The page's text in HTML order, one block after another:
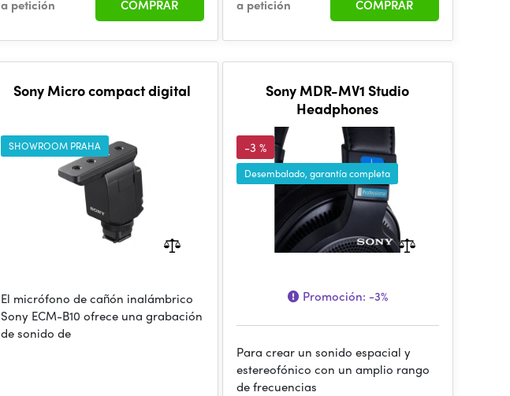
a petición COMPRAR a petición COMPRAR
Sony Micro compact digital
SHOWROOM PRAHA
El micrófono de cañón inalámbrico
Sony ECM-B10 ofrece una grabación
de sonido de
Sony MDR-MV1 Studio
Headphones
-3 %
Desembalado, garantía completa
Promoción: -3%
Para crear un sonido espacial y
estereofónico con un amplio rango
de frecuencias